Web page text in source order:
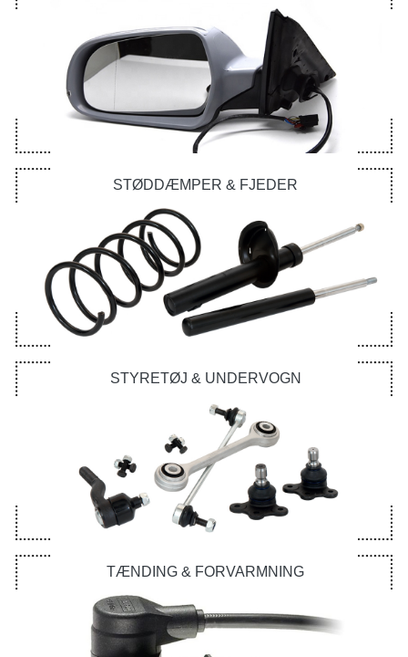
STØDDÆMPER & FJEDER
STYRETØJ & UNDERVOGN
TÆNDING & FORVARMNING